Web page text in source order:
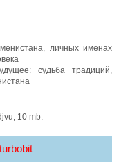
личных именах
судьба традиций,
10 mb.